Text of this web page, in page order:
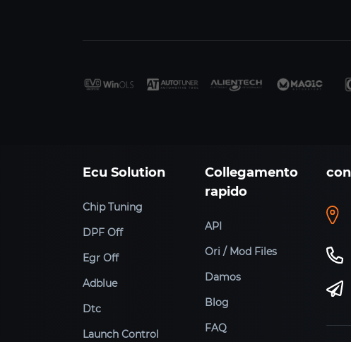
Ecu Solution
Chip Tuning
DPF Off
Egr Off
Adblue
Dtc
Launch Control
Collegamento
rapido
API
Ori / Mod Files
Damos
Blog
FAQ